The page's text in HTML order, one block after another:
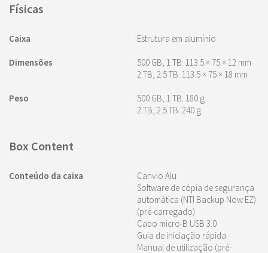
Físicas
Caixa Estrutura em alumínio
Dimensões
500 GB, 1 TB: 113.5 × 75 × 12 mm
2 TB, 2.5 TB: 113.5 × 75 × 18 mm
Peso
500 GB, 1 TB: 180 g
2 TB, 2.5 TB: 240 g
Box Content
Conteúdo da caixa
Canvio Alu
Software de cópia de segurança
automática (NTI Backup Now EZ)
(pré-carregado)
Cabo micro-B USB 3.0
Guia de iniciação rápida
Manual de utilização (pré-